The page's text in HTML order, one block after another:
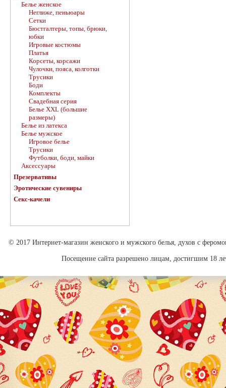
Белье женское
Неглиже, пеньюары
Сетки
Бюстгалтеры, топы, брюки,
юбки
Игровые костюмы
Платья
Корсеты, корсажи
Чулочки, пояса, колготки
Трусики
Боди
Комплекты
Свадебная серия
Белье XXL (большие
размеры)
Белье из латекса
Белье мужское
Игровое белье
Трусики
Футболки, боди, майки
Аксессуары
Презервативы
Эротические сувениры
Секс-качели
© 2017 Интернет-магазин женского и мужского белья, духов с
Посещение сайта разрешено лицам, достигшим 18